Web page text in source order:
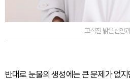
고석진 밝은신안
반대로 눈물의 생성에는 큰 문제가 없